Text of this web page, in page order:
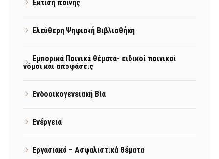
Έκτιση ποινής
Ελεύθερη Ψηφιακή Βιβλιοθήκη
Εμπορικά Ποινικά θέματα- ειδικοί ποινικοί
νόμοι και αποφάσεις
Ενδοοικογενειακή Βία
Ενέργεια
Εργασιακά – Ασφαλιστικά θέματα